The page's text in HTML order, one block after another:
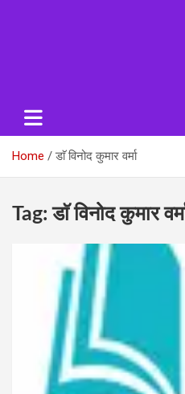
Home डाॅ विनोद कुमार वर्मा
Tag:डाॅ विनोद कुमार